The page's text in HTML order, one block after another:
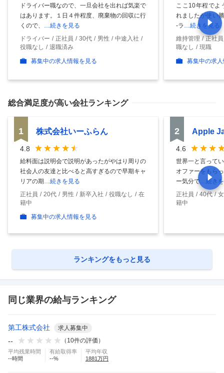
ドライバー職なので、一旦会社を出れば気楽で
はあります。１日４件程度、廃棄物の回収に行
くので、
…続きを見る
ドライバー
正社員 30代 男性
中途入社
役職なし
退職済み
募集中の求人情報を見る
ここ10年程でよ
れましたが使い
-ラ
…続きを見る
維持管理
正社員
職なし
現職
募集中の求
総合満足度が高い会社ランキング
1 株式会社いーふらん
4.8
給料面は説明会で説明があったがやはり周りの
社会人の友達と比べると高すぎるので早期キャ
リアの期…続きを見る
正社員
20代 男性 新卒入社 役職なし
在
籍中
募集中の求人情報を見る
2 Apple
4.6
世界一と言って
オファーをもら
ー気分で…続き
正社員
40代
籍中
ランキングをもっと見る
同じ業界の給与ランキング
第工株式会社 求人募集中
-- （ 10件の評価）
平均残業時間
--時間
有給取得率
--%
平均年収
1881 万円